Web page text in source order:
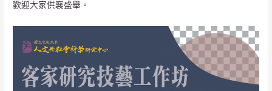
歡迎大家供襄盛舉。